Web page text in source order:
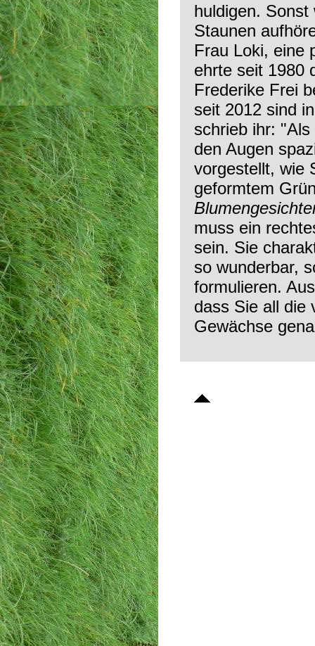
huldigen.
Staunen
Frau Loki, eine
ehrte seit 1980
Frederike Frei
seit 2012 sind
schrieb ihr:
den Augen
vorgestellt, wie
geformtem
muss ein
sein. Sie
so wunderbar,
formulieren.
dass Sie all die
Gewächse